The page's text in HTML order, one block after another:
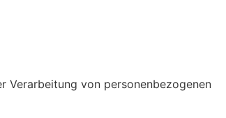
Verar­bei­tung von perso­nen­be­zo­genen